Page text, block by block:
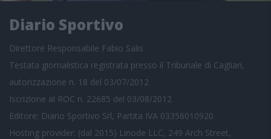
Diario Sportivo
Direttore Responsabile Fabio Salis
Testata giornalistica registrata presso il Tribunale di Cagliari,
autorizzazione n. 18 del 03/07/2012
Iscrizione al ROC n. 22685 del 03/08/2012
Editore: Diario Sportivo Srl, Partita IVA 03356010920
Hosting provider: (dal 2015) Linode LLC, 249 Arch Street,